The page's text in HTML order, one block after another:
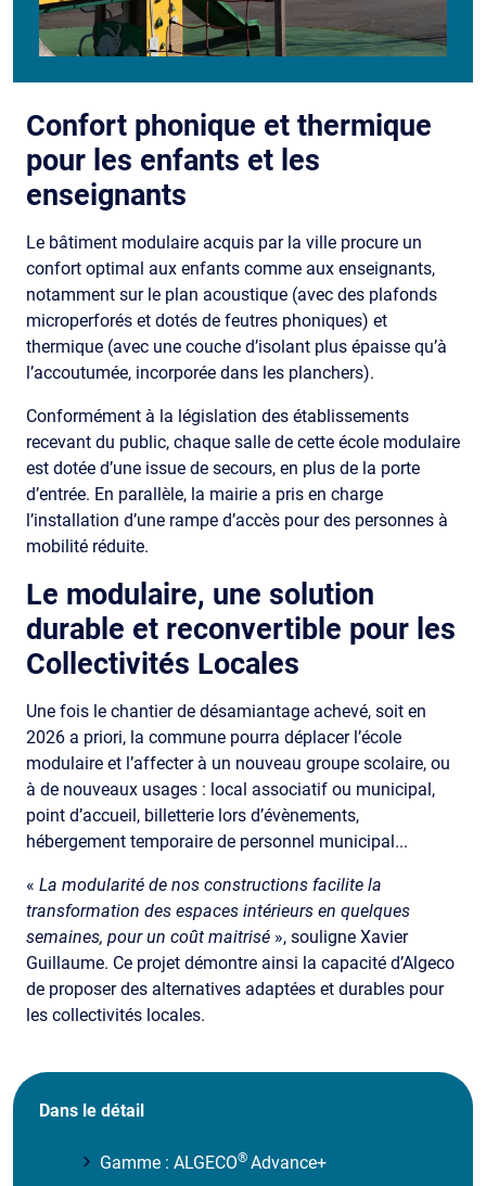
Confort phonique et thermique
pour les enfants et les
enseignants
Le bâtiment modulaire acquis par la ville procure un
confort optimal aux enfants comme aux enseignants,
notamment sur le plan acoustique (avec des plafonds
microperforés et dotés de feutres phoniques) et
thermique (avec une couche d’isolant plus épaisse qu’à
l’accoutumée, incorporée dans les planchers).
Conformément à la législation des établissements
recevant du public, chaque salle de cette école modulaire
est dotée d’une issue de secours, en plus de la porte
d’entrée. En parallèle, la mairie a pris en charge
l’installation d’une rampe d’accès pour des personnes à
mobilité réduite.
Le modulaire, une solution
durable et reconvertible pour les
Collectivités Locales
Une fois le chantier de désamiantage achevé, soit en
2026 a priori, la commune pourra déplacer l’école
modulaire et l’affecter à un nouveau groupe scolaire, ou
à de nouveaux usages : local associatif ou municipal,
point d’accueil, billetterie lors d’évènements,
hébergement temporaire de personnel municipal...
« La modularité de nos constructions facilite la
transformation des espaces intérieurs en quelques
semaines, pour un coût maitrisé », souligne Xavier
Guillaume. Ce projet démontre ainsi la capacité d’Algeco
de proposer des alternatives adaptées et durables pour
les collectivités locales.
Dans le détail
Gamme : ALGECO® Advance+